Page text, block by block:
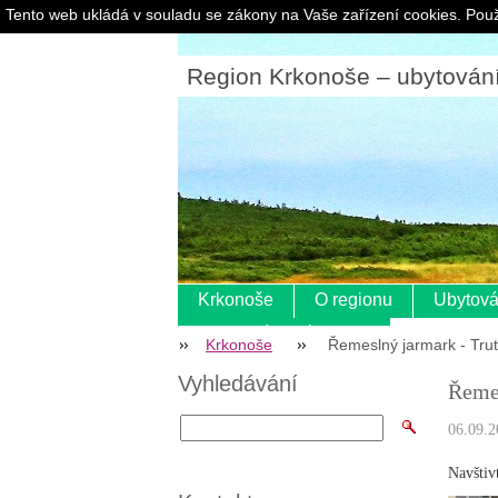
Region Krkonoše –
Krkonoše O regionu
Pokladní systém s eet
Krkonoše Řemeslný jarmark -
Vyhledávání
Tento web ukládá v souladu se zákony na Vaše zařízení cookies.